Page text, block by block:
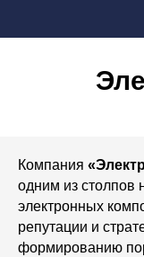
Компания
одним из столпов
электронных
репутации и
формированию